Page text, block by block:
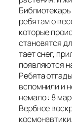
ребятам о
которые
становятся
тает снег,
появляются
Ребята
вспомнили и
немало : 8
Вербное
космонавтики.